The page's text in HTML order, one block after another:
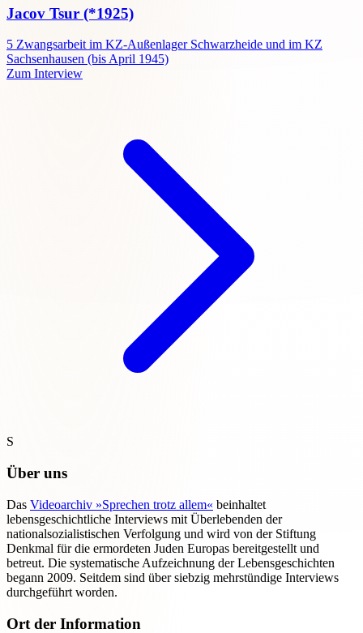
Jacov Tsur (*1925)
5 Zwangsarbeit im KZ-Außenlager Schwarzheide und im KZ
Sachsenhausen (bis April 1945)
Zum Interview
S
Über uns
Das Videoarchiv »Sprechen trotz allem« beinhaltet
lebensgeschichtliche Interviews mit Überlebenden der
nationalsozialistischen Verfolgung und wird von der Stiftung
Denkmal für die ermordeten Juden Europas bereitgestellt und
betreut. Die systematische Aufzeichnung der Lebensgeschichten
begann 2009. Seitdem sind über siebzig mehrstündige Interviews
durchgeführt worden.
Ort der Information